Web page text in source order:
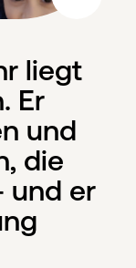
liegt
Er
und
die
und er